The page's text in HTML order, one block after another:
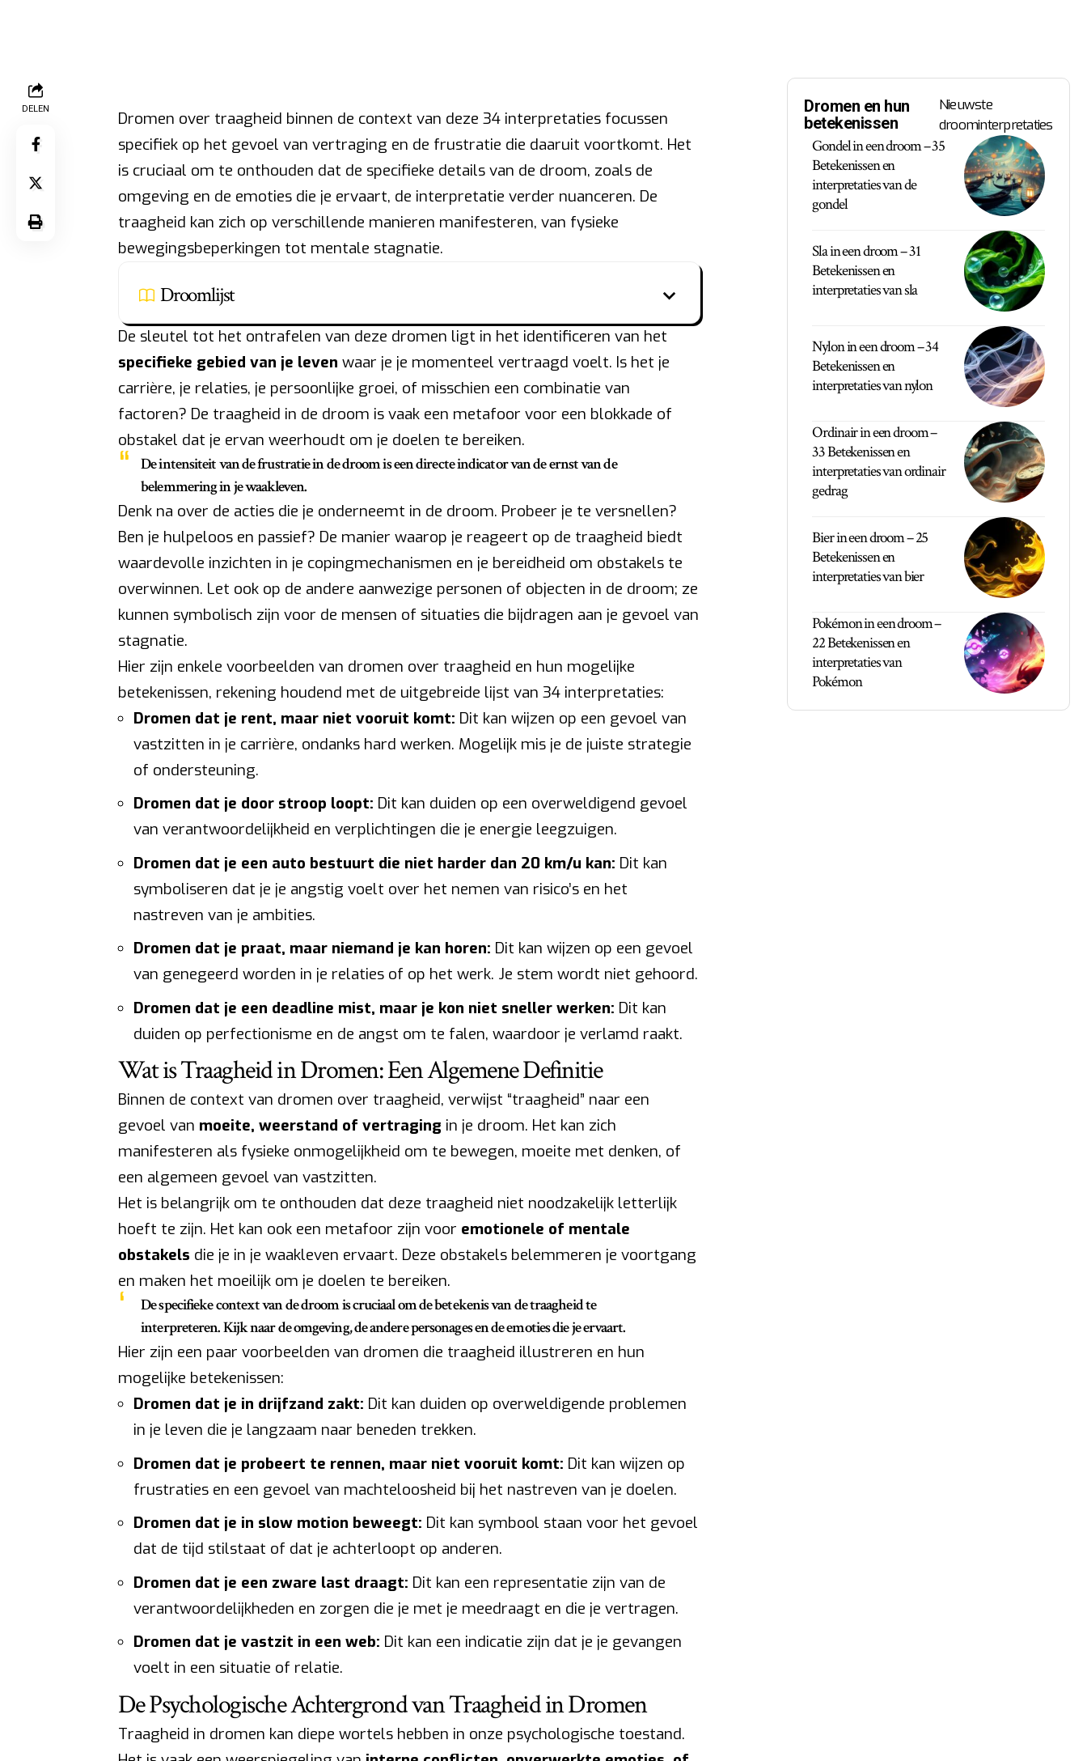
DELEN
Dromen over traagheid binnen de context van deze 34 interpretaties focussen
specifiek op het gevoel van vertraging en de frustratie die daaruit voortkomt. Het
is cruciaal om te onthouden dat de specifieke details van de droom, zoals de
omgeving en de emoties die je ervaart, de interpretatie verder nuanceren. De
traagheid kan zich op verschillende manieren manifesteren, van fysieke
bewegingsbeperkingen tot mentale stagnatie.
Droomlijst
De sleutel tot het ontrafelen van deze dromen ligt in het identificeren van het
specifieke gebied van je leven waar je je momenteel vertraagd voelt. Is het je
carrière, je relaties, je persoonlijke groei, of misschien een combinatie van
factoren? De traagheid in de droom is vaak een metafoor voor een blokkade of
obstakel dat je ervan weerhoudt om je doelen te bereiken.
De intensiteit van de frustratie in de droom is een directe indicator van de ernst van de
belemmering in je waakleven.
Denk na over de acties die je onderneemt in de droom. Probeer je te versnellen?
Ben je hulpeloos en passief? De manier waarop je reageert op de traagheid biedt
waardevolle inzichten in je copingmechanismen en je bereidheid om obstakels te
overwinnen. Let ook op de andere aanwezige personen of objecten in de droom; ze
kunnen symbolisch zijn voor de mensen of situaties die bijdragen aan je gevoel van
stagnatie.
Hier zijn enkele voorbeelden van dromen over traagheid en hun mogelijke
betekenissen, rekening houdend met de uitgebreide lijst van 34 interpretaties:
Dromen dat je rent, maar niet vooruit komt: Dit kan wijzen op een gevoel van
vastzitten in je carrière, ondanks hard werken. Mogelijk mis je de juiste strategie
of ondersteuning.
Dromen dat je door stroop loopt: Dit kan duiden op een overweldigend gevoel
van verantwoordelijkheid en verplichtingen die je energie leegzuigen.
Dromen dat je een auto bestuurt die niet harder dan 20 km/u kan: Dit kan
symboliseren dat je je angstig voelt over het nemen van risico’s en het
nastreven van je ambities.
Dromen dat je praat, maar niemand je kan horen: Dit kan wijzen op een gevoel
van genegeerd worden in je relaties of op het werk. Je stem wordt niet gehoord.
Dromen dat je een deadline mist, maar je kon niet sneller werken: Dit kan
duiden op perfectionisme en de angst om te falen, waardoor je verlamd raakt.
Wat is Traagheid in Dromen: Een Algemene Definitie
Binnen de context van dromen over traagheid, verwijst “traagheid” naar een
gevoel van moeite, weerstand of vertraging in je droom. Het kan zich
manifesteren als fysieke onmogelijkheid om te bewegen, moeite met denken, of
een algemeen gevoel van vastzitten.
Het is belangrijk om te onthouden dat deze traagheid niet noodzakelijk letterlijk
hoeft te zijn. Het kan ook een metafoor zijn voor emotionele of mentale
obstakels die je in je waakleven ervaart. Deze obstakels belemmeren je voortgang
en maken het moeilijk om je doelen te bereiken.
De specifieke context van de droom is cruciaal om de betekenis van de traagheid te
interpreteren. Kijk naar de omgeving, de andere personages en de emoties die je ervaart.
Hier zijn een paar voorbeelden van dromen die traagheid illustreren en hun
mogelijke betekenissen:
Dromen dat je in drijfzand zakt: Dit kan duiden op overweldigende problemen
in je leven die je langzaam naar beneden trekken.
Dromen dat je probeert te rennen, maar niet vooruit komt: Dit kan wijzen op
frustraties en een gevoel van machteloosheid bij het nastreven van je doelen.
Dromen dat je in slow motion beweegt: Dit kan symbool staan voor het gevoel
dat de tijd stilstaat of dat je achterloopt op anderen.
Dromen dat je een zware last draagt: Dit kan een representatie zijn van de
verantwoordelijkheden en zorgen die je met je meedraagt en die je vertragen.
Dromen dat je vastzit in een web: Dit kan een indicatie zijn dat je je gevangen
voelt in een situatie of relatie.
De Psychologische Achtergrond van Traagheid in Dromen
Traagheid in dromen kan diepe wortels hebben in onze psychologische toestand.
Dromen en hun
betekenissen
Nieuwste
droominterpretaties
Gondel in een droom – 35
Betekenissen en
interpretaties van de
gondel
Sla in een droom – 31
Betekenissen en
interpretaties van sla
Nylon in een droom – 34
Betekenissen en
interpretaties van nylon
Ordinair in een droom –
33 Betekenissen en
interpretaties van ordinair
gedrag
Bier in een droom – 25
Betekenissen en
interpretaties van bier
Pokémon in een droom –
22 Betekenissen en
interpretaties van
Pokémon